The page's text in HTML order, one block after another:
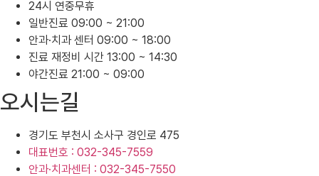
24시 연중무휴
일반진료 09:00 ~ 21:00
안과·치과 센터 09:00 ~ 18:00
진료 재정비 시간 13:00 ~ 14:30
야간진료 21:00 ~ 09:00
오시는길
경기도 부천시 소사구 경인로 475
대표번호 : 032-345-7559
안과·치과센터 : 032-345-7550